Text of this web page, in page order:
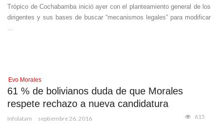
Trópico de Cochabamba inició ayer con el planteamiento general de los
dirigentes y sus bases de buscar “mecanismos legales” para modificar
Evo Morales
61 % de bolivianos duda de que Morales
respete rechazo a nueva candidatura
Infolatam septiembre 26, 2016 615